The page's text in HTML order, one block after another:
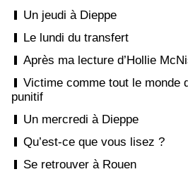
Un jeudi à Dieppe
Le lundi du transfert
Après ma lecture d’Hollie
Victime comme tout le monde
punitif
Un mercredi à Dieppe
Qu’est-ce que vous lisez ?
Se retrouver à Rouen